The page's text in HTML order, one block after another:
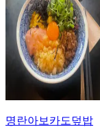
명란아보카도덮밥